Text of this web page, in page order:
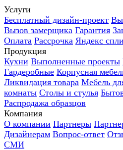
Услуги
Бесплатный дизайн-проект
Вызов замерщика Гарантия
Оплата Рассрочка Яндекс
Продукция
Кухни Выполненные проекты
Гардеробные Корпусная
Ликвидация товара Мебель
комнаты Столы и стулья
Распродажа образцов
Компания
О компании Партнеры
Дизайнерам Вопрос-ответ
СМИ